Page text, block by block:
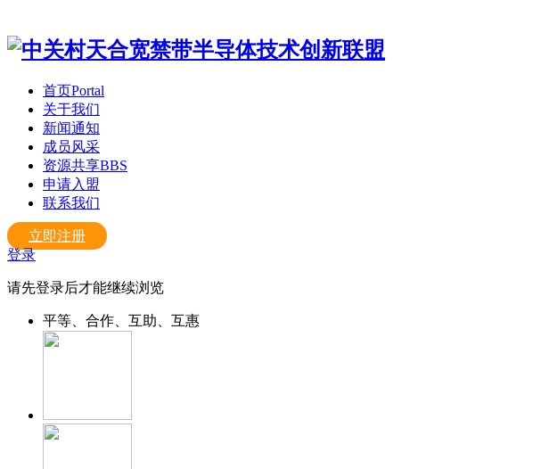
首页Portal
关于我们
新闻通知
成员风采
资源共享BBS
申请入盟
联系我们
立即注册
登录
请先登录后才能继续浏览
平等、合作、互助、互惠